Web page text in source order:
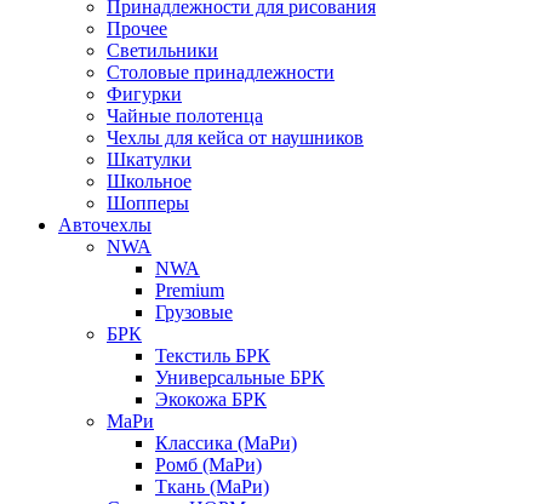
Принадлежности для рисования
Прочее
Светильники
Столовые принадлежности
Фигурки
Чайные полотенца
Чехлы для кейса от наушников
Шкатулки
Школьное
Шопперы
Авточехлы
NWA
NWA
Premium
Грузовые
БРК
Текстиль БРК
Универсальные БРК
Экокожа БРК
МаРи
Классика (МаРи)
Ромб (МаРи)
Ткань (МаРи)